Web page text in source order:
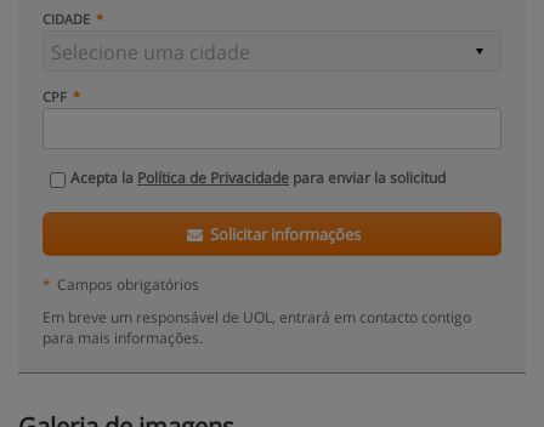
CIDADE
CPF
Acepta la Política de Privacidade para enviar la solicitud
Solicitar informações
* Campos obrigatórios
Em breve um responsável de UOL, entrará em contacto contigo
para mais informações.